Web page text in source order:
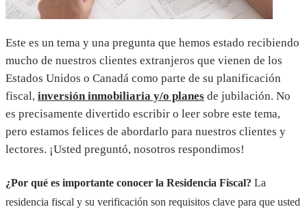
Este es un tema y una pregunta que hemos estado recibiendo
mucho de nuestros clientes extranjeros que vienen de los
Estados Unidos o Canadá como parte de su planificación
fiscal, inversión inmobiliaria y/o planes de jubilación. No
es precisamente divertido escribir o leer sobre este tema,
pero estamos felices de abordarlo para nuestros clientes y
lectores. ¡Usted preguntó, nosotros respondimos!
¿Por qué es importante conocer la Residencia Fiscal? La
residencia fiscal y su verificación son requisitos clave para que usted